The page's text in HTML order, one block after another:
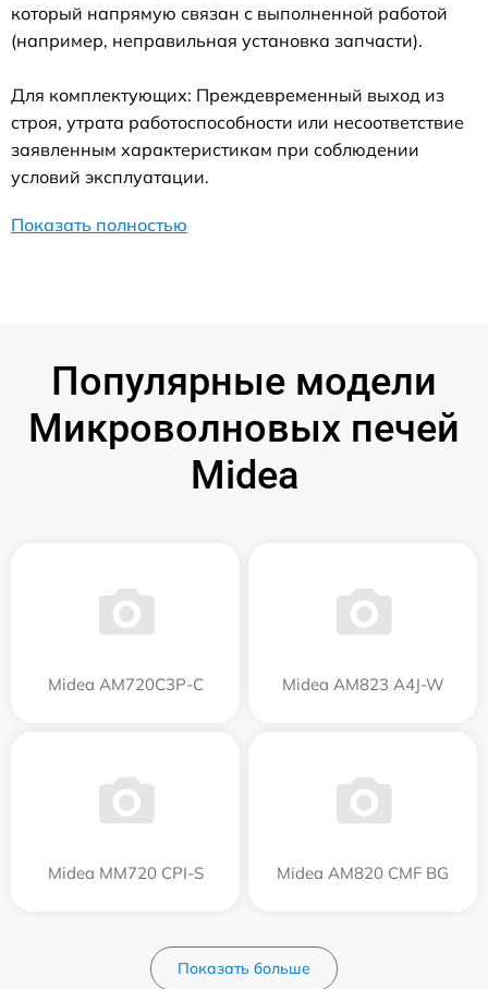
который напрямую связан с выполненной работой
(например, неправильная установка запчасти).
Для комплектующих: Преждевременный выход из
строя, утрата работоспособности или несоответствие
заявленным характеристикам при соблюдении
условий эксплуатации.
Показать полностью
Популярные модели
Микроволновых печей
Midea
Midea AM720C3P-C Midea AM823 A4J-W
Midea MM720 CPI-S Midea AM820 CMF BG
Показать больше